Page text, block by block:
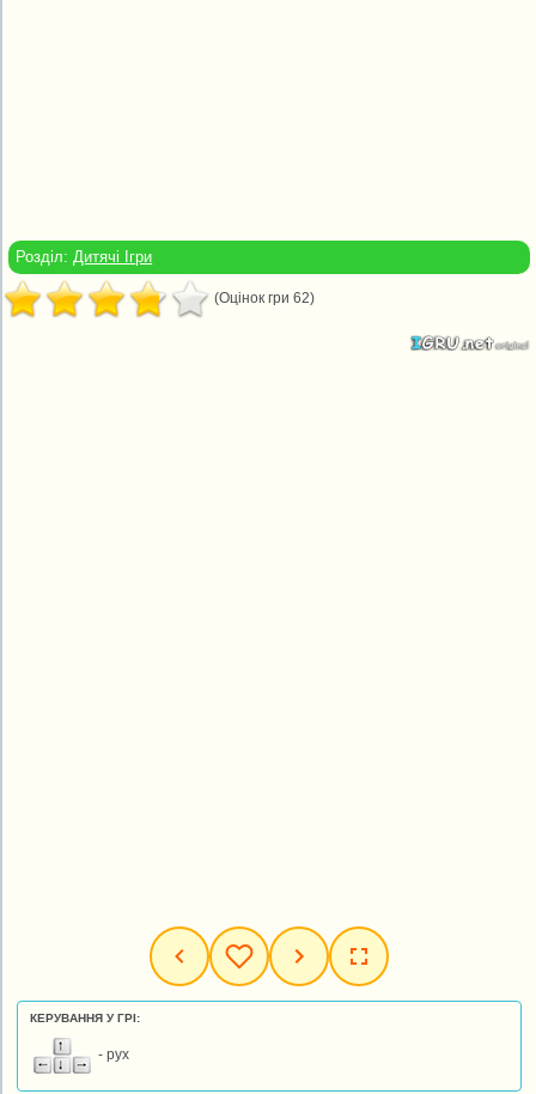
Розділ:Дитячі Ігри
(Оцінок гри 62)
КЕРУВАННЯ У ГРІ:
- рух